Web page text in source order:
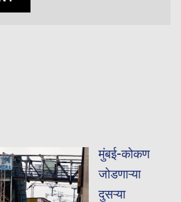
मुंबई-कोकण
जोडणाऱ्या
दुसऱ्या